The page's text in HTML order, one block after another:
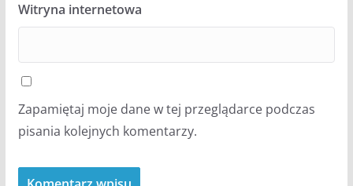
Witryna internetowa
Zapamiętaj moje dane w tej przeglądarce podczas
pisania kolejnych komentarzy.